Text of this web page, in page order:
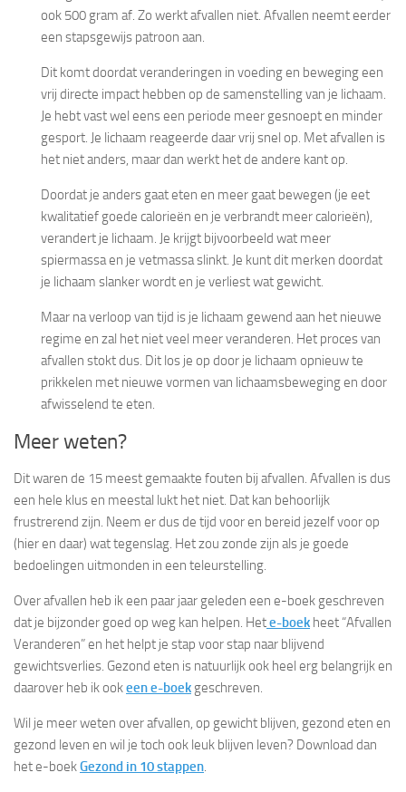
ook 500 gram af. Zo werkt afvallen niet. Afvallen neemt eerder
een stapsgewijs patroon aan.
Dit komt doordat veranderingen in voeding en beweging een
vrij directe impact hebben op de samenstelling van je lichaam.
Je hebt vast wel eens een periode meer gesnoept en minder
gesport. Je lichaam reageerde daar vrij snel op. Met afvallen is
het niet anders, maar dan werkt het de andere kant op.
Doordat je anders gaat eten en meer gaat bewegen (je eet
kwalitatief goede calorieën en je verbrandt meer calorieën),
verandert je lichaam. Je krijgt bijvoorbeeld wat meer
spiermassa en je vetmassa slinkt. Je kunt dit merken doordat
je lichaam slanker wordt en je verliest wat gewicht.
Maar na verloop van tijd is je lichaam gewend aan het nieuwe
regime en zal het niet veel meer veranderen. Het proces van
afvallen stokt dus. Dit los je op door je lichaam opnieuw te
prikkelen met nieuwe vormen van lichaamsbeweging en door
afwisselend te eten.
Meer weten?
Dit waren de 15 meest gemaakte fouten bij afvallen. Afvallen is dus
een hele klus en meestal lukt het niet. Dat kan behoorlijk
frustrerend zijn. Neem er dus de tijd voor en bereid jezelf voor op
(hier en daar) wat tegenslag. Het zou zonde zijn als je goede
bedoelingen uitmonden in een teleurstelling.
Over afvallen heb ik een paar jaar geleden een e-boek geschreven
dat je bijzonder goed op weg kan helpen. Hete-boek heet “Afvallen
Veranderen” en het helpt je stap voor stap naar blijvend
gewichtsverlies. Gezond eten is natuurlijk ook heel erg belangrijk en
daarover heb ik ookeen e-boek geschreven.
Wil je meer weten over afvallen, op gewicht blijven, gezond eten en
gezond leven en wil je toch ook leuk blijven leven? Download dan
het e-boekGezond in 10 stappen.